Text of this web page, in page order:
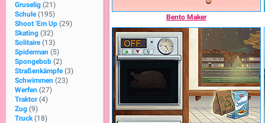
Gruselig (21)
Schule (195)
Shoot 'Em Up (29)
Skating (32)
Solitaire (13)
Spiderman (5)
Spongebob (2)
Straßenkämpfe (3)
Schwimmen (23)
Werfen (27)
Traktor (4)
Zug (9)
Truck (18)
Bento Maker